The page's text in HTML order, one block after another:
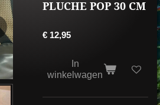
PLUCHE POP 30 CM
€ 12,95
In
winkelwagen